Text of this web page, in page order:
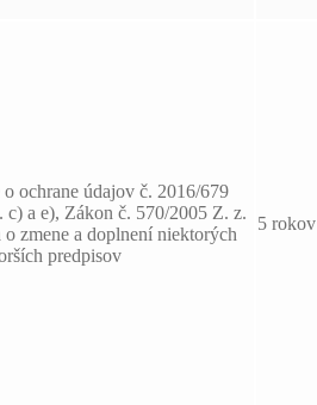
ochrane údajov č. 2016/679
c) a e), Zákon č. 570/2005 Z. z.
zmene a doplnení niektorých
predpisov
5 rokov